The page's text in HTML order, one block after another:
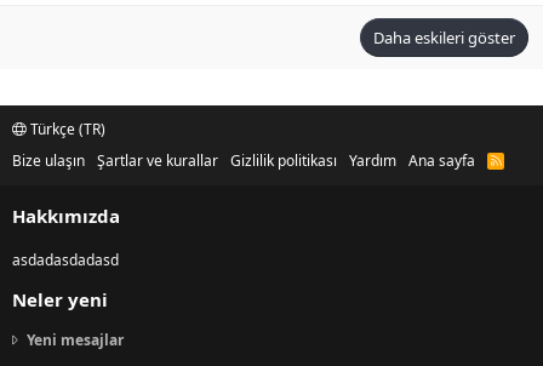
Daha eskileri göster
Türkçe (TR)
Bize ulaşın Şartlar ve kurallar Gizlilik politikası Yardım Ana sayfa
R
Hakkımızda
asdadasdadasd
Neler yeni
Yeni mesajlar